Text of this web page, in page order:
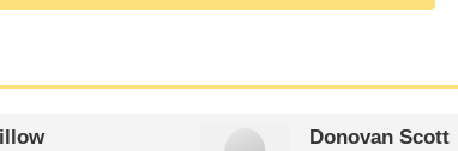
Donovan Scott